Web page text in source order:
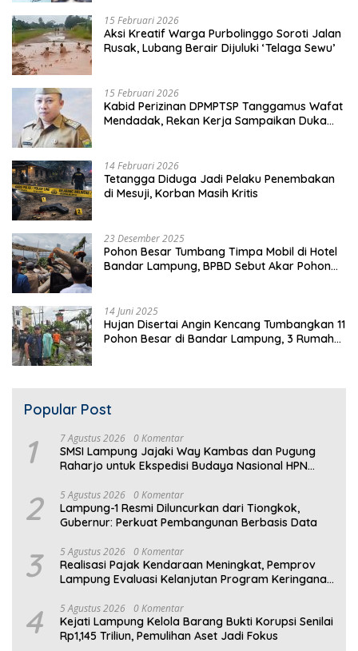
15 Februari 2026
Aksi Kreatif Warga Purbolinggo Soroti Jalan
Rusak, Lubang Berair Dijuluki ‘Telaga Sewu’
15 Februari 2026
Kabid Perizinan DPMPTSP Tanggamus Wafat
Mendadak, Rekan Kerja Sampaikan Duka
14 Februari 2026
Tetangga Diduga Jadi Pelaku Penembakan
di Mesuji, Korban Masih Kritis
23 Desember 2025
Pohon Besar Tumbang Timpa Mobil di Hotel
Bandar Lampung, BPBD Sebut Akar Pohon
14 Juni 2025
Hujan Disertai Angin Kencang Tumbangkan 11
Pohon Besar di Bandar Lampung, 3 Rumah
Popular Post
1 7 Agustus 2026 0 Komentar
SMSI Lampung Jajaki Way Kambas dan Pugung
Raharjo untuk Ekspedisi Budaya Nasional HPN
2 5 Agustus 2026 0 Komentar
Lampung-1 Resmi Diluncurkan dari Tiongkok,
Gubernur: Perkuat Pembangunan Berbasis Data
3 5 Agustus 2026 0 Komentar
Realisasi Pajak Kendaraan Meningkat, Pemprov
Lampung Evaluasi Kelanjutan Program Keringanan
4 5 Agustus 2026 0 Komentar
Kejati Lampung Kelola Barang Bukti Korupsi Senilai
Rp1,145 Triliun, Pemulihan Aset Jadi Fokus